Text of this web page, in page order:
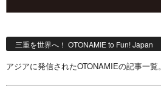
三重を世界へ！ OTONAMIE to Fun! Japan
アジアに発信されたOTONAMIEの記事一覧。